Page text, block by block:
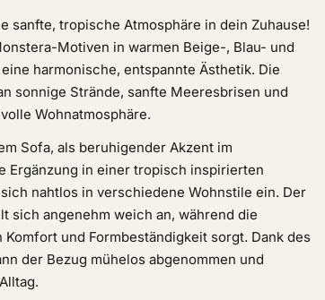
sanfte, tropische Atmosphäre in dein Zuhause!
Motiven in warmen Beige-, Blau- und
harmonische, entspannte Ästhetik. Die
sonnige Strände, sanfte Meeresbrisen und
Wohnatmosphäre.
Sofa, als beruhigender Akzent im
Ergänzung in einer tropisch inspirierten
nahtlos in verschiedene Wohnstile ein. Der
sich angenehm weich an, während die
und Formbeständigkeit sorgt. Dank des
der Bezug mühelos abgenommen und